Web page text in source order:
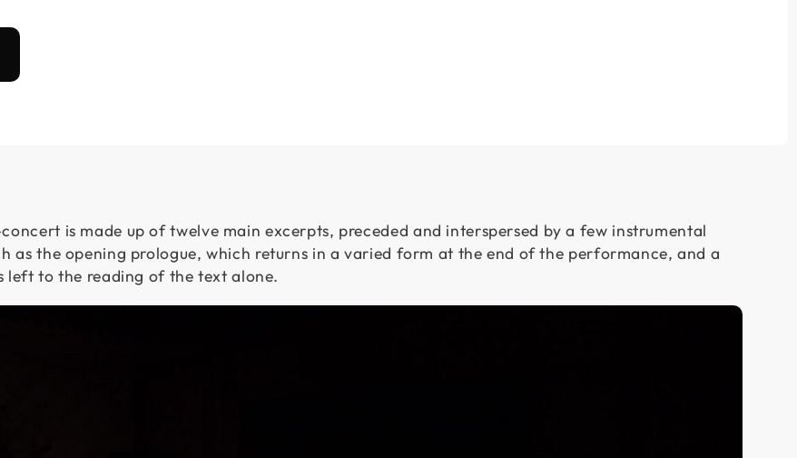
is made up of twelve main excerpts, preceded and interspersed by a few instrumental
as the opening prologue, which returns in a varied form at the end of the performance, and a
left to the reading of the text alone.